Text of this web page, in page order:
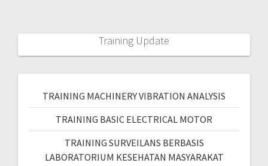
Training Update
TRAINING MACHINERY VIBRATION ANALYSIS
TRAINING BASIC ELECTRICAL MOTOR
TRAINING SURVEILANS BERBASIS
LABORATORIUM KESEHATAN MASYARAKAT